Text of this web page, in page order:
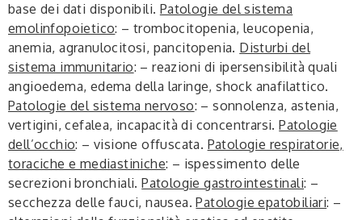
base dei dati disponibili. Patologie del sistema
emolinfopoietico: – trombocitopenia, leucopenia,
anemia, agranulocitosi, pancitopenia. Disturbi del
sistema immunitario: – reazioni di ipersensibilità quali
angioedema, edema della laringe, shock anafilattico.
Patologie del sistema nervoso: – sonnolenza, astenia,
vertigini, cefalea, incapacità di concentrarsi.Patologie
dell’occhio: – visione offuscata. Patologie respiratorie,
toraciche e mediastiniche: – ispessimento delle
secrezioni bronchiali.Patologie gastrointestinali: –
secchezza delle fauci, nausea.Patologie epatobiliari: –